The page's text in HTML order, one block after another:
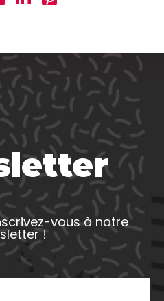
vous à notre
!